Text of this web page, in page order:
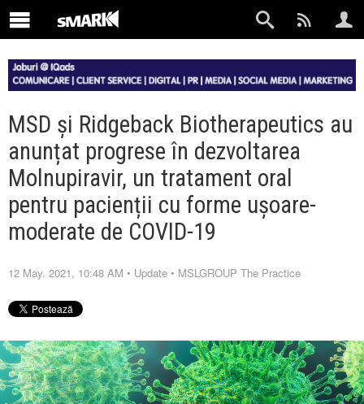
MSD și Ridgeback Biotherapeutics au
anunțat progrese în dezvoltarea
Molnupiravir, un tratament oral
pentru pacienții cu forme ușoare-
moderate de COVID-19
12 May. 2021, 10:48 AM • Update • MSLGROUP The Practice